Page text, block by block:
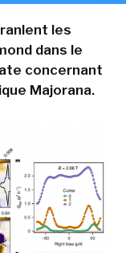
les
dans le
concernant
Majorana.